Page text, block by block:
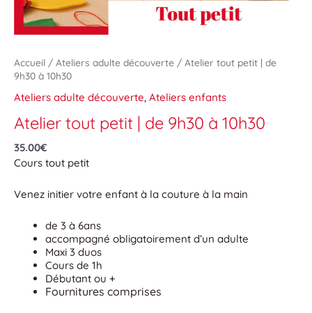
Accueil / Ateliers adulte découverte / Atelier tout petit | de
9h30 à 10h30
Ateliers adulte découverte, Ateliers enfants
Atelier tout petit | de 9h30 à 10h30
35.00€
Cours tout petit
Venez initier votre enfant à la couture à la main
de 3 à 6ans
accompagné obligatoirement d’un adulte
Maxi 3 duos
Cours de 1h
Débutant ou +
Fournitures comprises